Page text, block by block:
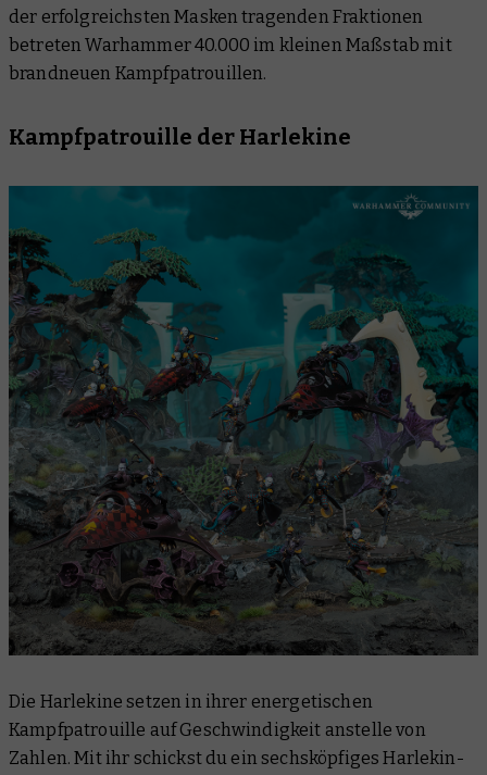
der erfolgreichsten Masken tragenden Fraktionen
betreten Warhammer 40.000 im kleinen Maßstab mit
brandneuen Kampfpatrouillen.
Kampfpatrouille der Harlekine
Die Harlekine setzen in ihrer energetischen
Kampfpatrouille auf Geschwindigkeit anstelle von
Zahlen. Mit ihr schickst du ein sechsköpfiges Harlekin-